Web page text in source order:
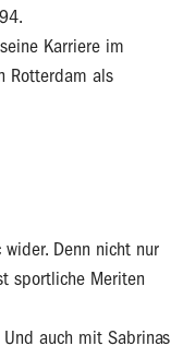
Karriere im
Rotterdam als
Denn nicht nur
sportliche Meriten
auch mit Sabrinas